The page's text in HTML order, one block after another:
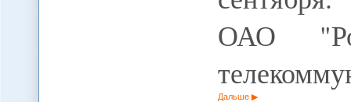
ОАО
Дальше